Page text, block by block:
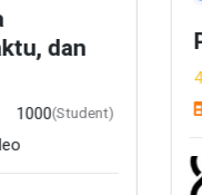
dan
1000(Student)
4